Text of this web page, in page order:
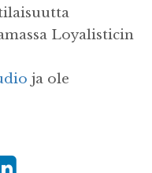
Loyalisticin
ja ole